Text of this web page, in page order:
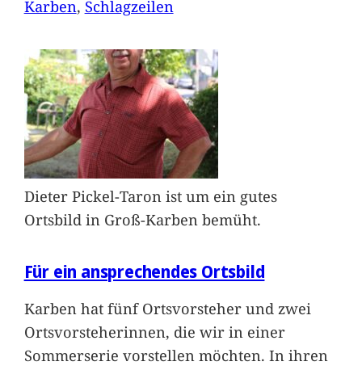
Karben, Schlagzeilen
Dieter Pickel-Taron ist um ein gutes
Ortsbild in Groß-Karben bemüht.
Für ein ansprechendes Ortsbild
Karben hat fünf Ortsvorsteher und zwei
Ortsvorsteherinnen, die wir in einer
Sommerserie vorstellen möchten. In ihren